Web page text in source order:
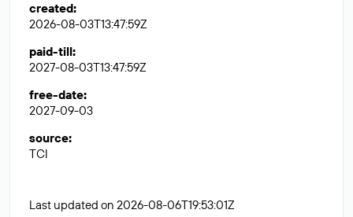
created:
2026-08-03T13:47:59Z
paid-till:
2027-08-03T13:47:59Z
free-date:
2027-09-03
source:
TCI
Last updated on 2026-08-06T19:53:01Z